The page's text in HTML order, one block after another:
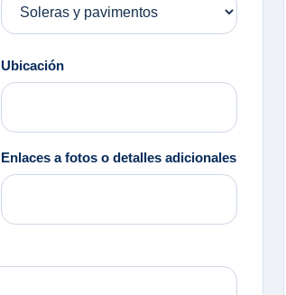
Ubicación
Enlaces a fotos o detalles adicionales